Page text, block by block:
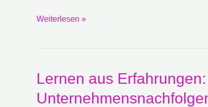
Unternehmensnachfolge
Weiterlesen »
Lernen aus
Lernen
aus
Erfahrungen: